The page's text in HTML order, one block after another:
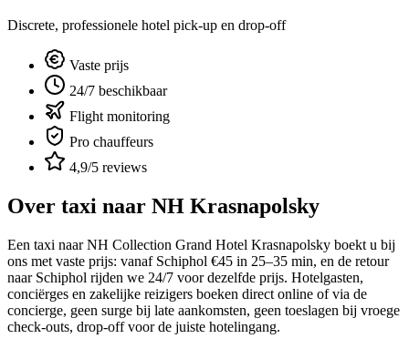
Discrete, professionele hotel pick-up en drop-off
Vaste prijs
24/7 beschikbaar
Flight monitoring
Pro chauffeurs
4,9/5 reviews
Over taxi naar NH Krasnapolsky
Een taxi naar NH Collection Grand Hotel Krasnapolsky boekt u bij
ons met vaste prijs: vanaf Schiphol €45 in 25–35 min, en de retour
naar Schiphol rijden we 24/7 voor dezelfde prijs. Hotelgasten,
conciërges en zakelijke reizigers boeken direct online of via de
concierge, geen surge bij late aankomsten, geen toeslagen bij vroege
check-outs, drop-off voor de juiste hotelingang.